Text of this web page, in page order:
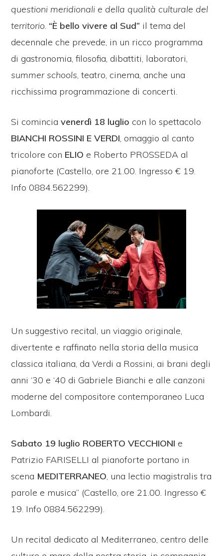
questioni meridionali e della qualità culturale del
territorio. “È bello vivere al Sud” il tema del
decennale che prevede, in un ricco programma
di gastronomia, filosofia, dibattiti, laboratori,
summer schools, teatro, cinema, anche una
ricchissima programmazione di concerti.
Si cominciavenerdì 18 luglio con lo spettacolo
BIANCHI ROSSINI E VERDI, omaggio al canto
tricolore con ELIO e Roberto PROSSEDA al
pianoforte (Castello, ore 21.00. Ingresso € 19.
Info 0884.562299).
Un suggestivo recital, un viaggio originale,
divertente e raffinato nella storia della musica
classica italiana, da Verdi a Rossini, ai brani degli
anni ‘30 e ‘40 di Gabriele Bianchi e alle canzoni
moderne del compositore contemporaneo Luca
Lombardi.
Sabato 19 luglio ROBERTO VECCHIONI e
Patrizio FARISELLI al pianoforte portano in
scena MEDITERRANEO, una lectio magistralis tra
parole e musica” (Castello, ore 21.00. Ingresso €
19. Info 0884.562299).
Un recital dedicato al Mediterraneo, centro delle